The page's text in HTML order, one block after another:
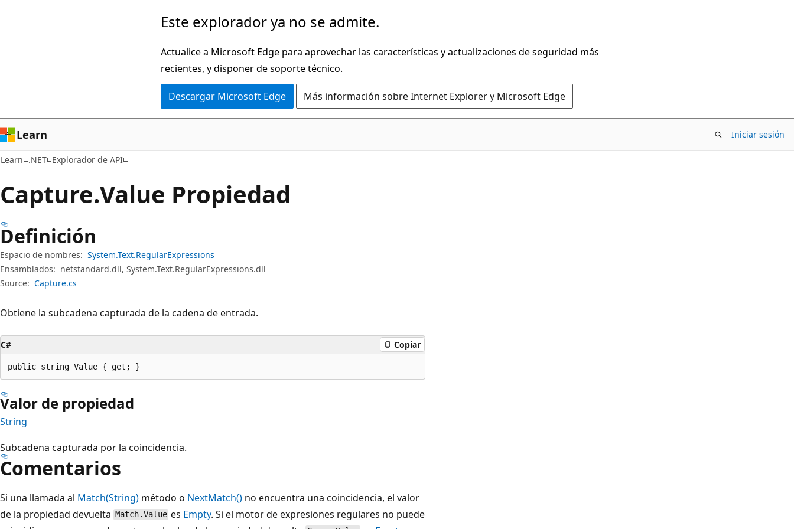
página
Este explorador ya no se admite.
Actualice a Microsoft Edge para aprovechar las características y actualizaciones de seguridad más
recientes, y disponer de soporte técnico.
Descargar Microsoft Edge Más información sobre Internet Explorer y Microsoft Edge
Learn Iniciar sesión
Learn .NET Explorador de API
Capture.Value Propiedad
Definición
Espacio de nombres: System.Text.RegularExpressions
Ensamblados: netstandard.dll, System.Text.RegularExpressions.dll
Source: Capture.cs
Obtiene la subcadena capturada de la cadena de entrada.
C# Copiar
public string Value { get; }
Valor de propiedad
String
Subcadena capturada por la coincidencia.
Comentarios
Si una llamada al Match(String) método o NextMatch() no encuentra una coincidencia, el valor
de la propiedad devuelta Match.Value es Empty. Si el motor de expresiones regulares no puede